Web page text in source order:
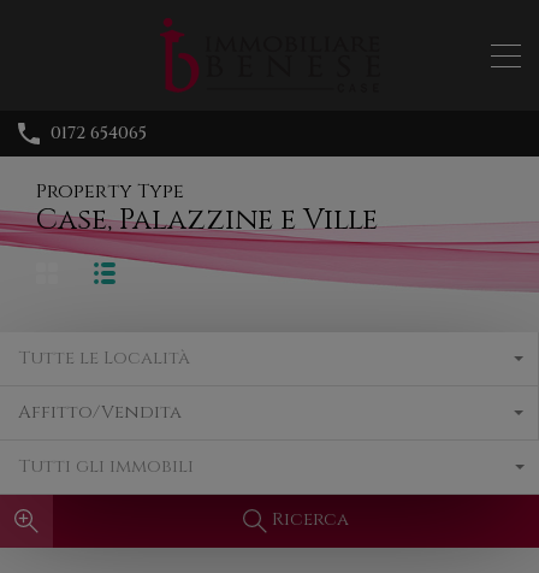
0172 654065
Property Type
Case, Palazzine e Ville
Tutte le Località
Affitto/Vendita
Tutti gli immobili
Ricerca